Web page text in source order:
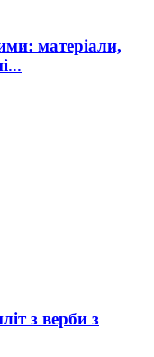
матеріали,
з верби з